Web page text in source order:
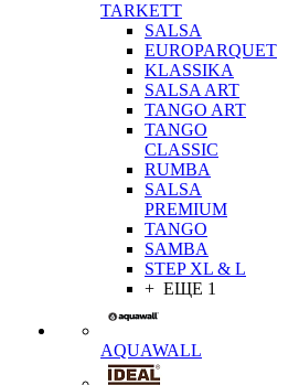
TARKETT
SALSA
EUROPARQUET
KLASSIKA
SALSA ART
TANGO ART
TANGO
CLASSIC
RUMBA
SALSA
PREMIUM
TANGO
SAMBA
STEP XL & L
+ ЕЩЕ 1
AQUAWALL